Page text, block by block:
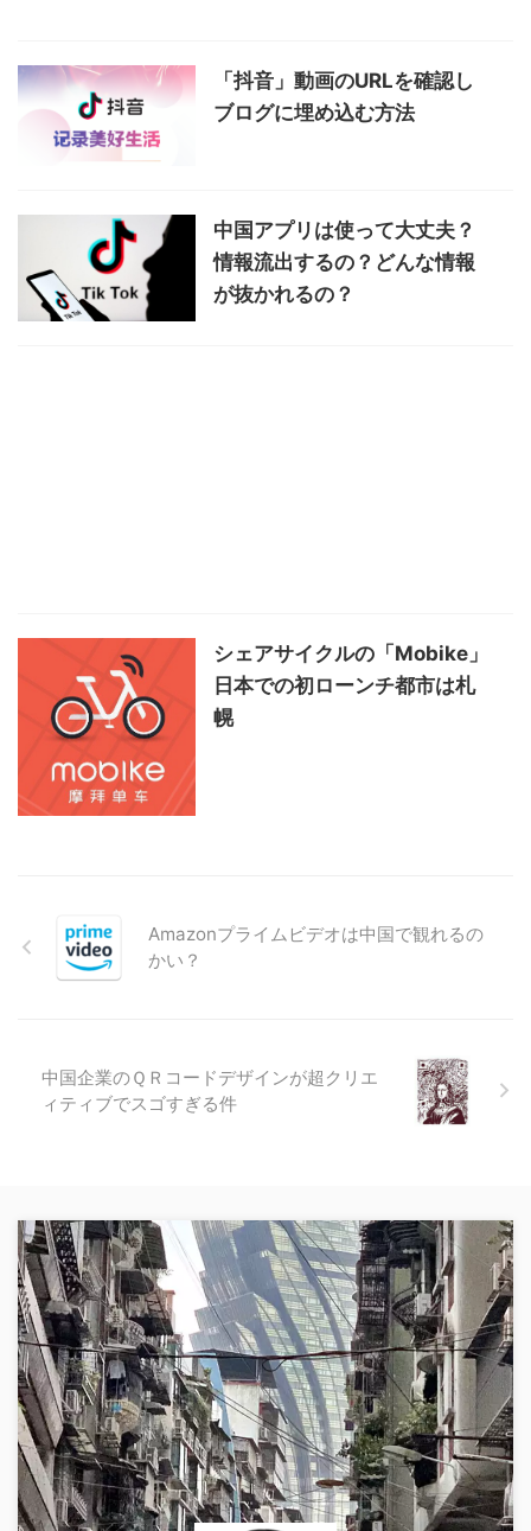
「抖音」動画のURLを確認し
ブログに埋め込む方法
中国アプリは使って大丈夫？
情報流出するの？どんな情報
が抜かれるの？
シェアサイクルの「Mobike」
日本での初ローンチ都市は札
幌
Amazonプライムビデオは中国で観れるの
かい？
中国企業のＱＲコードデザインが超クリエ
ィティブでスゴすぎる件